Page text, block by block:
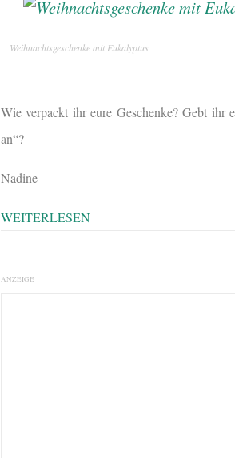
Weihnachtsgeschenke mit Eukalyptus
Wie verpackt ihr eure Geschenke? Gebt
an“?
Nadine
WEITERLESEN
ANZEIGE